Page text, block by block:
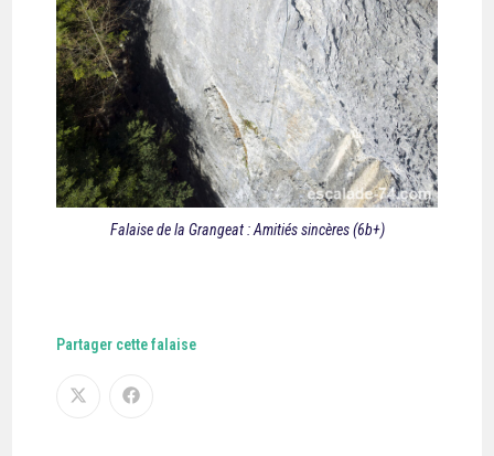
Falaise de la Grangeat : Amitiés sincères (6b+)
Partager cette falaise